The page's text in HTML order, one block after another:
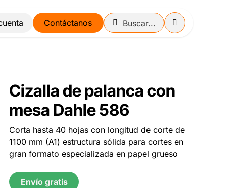
Blog Contáctanos
Cizalla de palanca con
mesa Dahle 586
Corta hasta 40 hojas con longitud de corte de
1100 mm (A1) estructura sólida para cortes en
gran formato especializada en papel grueso
Envío gratis